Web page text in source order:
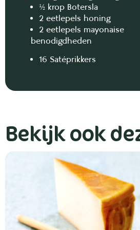
½ krop Botersla
2 eetlepels honing
2 eetlepels mayonaise
benodigdheden
16 Satéprikkers
Bekijk ook